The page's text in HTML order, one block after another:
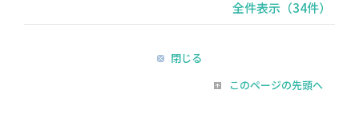
全件表示（34件）
閉じる
このページの先頭へ